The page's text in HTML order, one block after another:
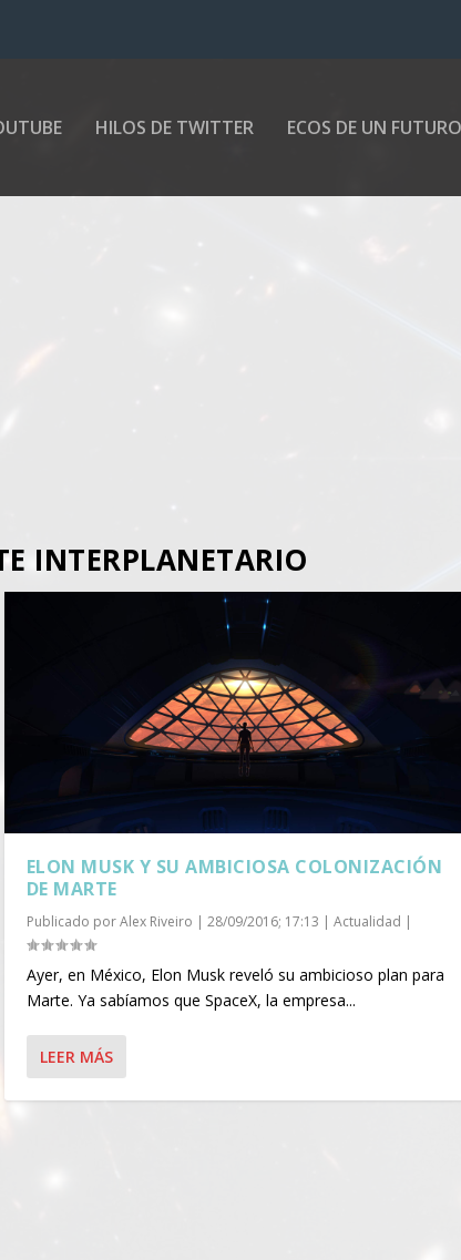
HILOS DE TWITTER ECOS DE UN
INTERPLANETARIO
ELON MUSK Y SU AMBICIOSA COLONIZACIÓN
DE MARTE
Publicado porAlex Riveiro | 28/09/2016; 17:13 | Actualidad |
Ayer, en México, Elon Musk reveló su ambicioso plan para
Marte. Ya sabíamos que SpaceX, la empresa...
LEER MÁS